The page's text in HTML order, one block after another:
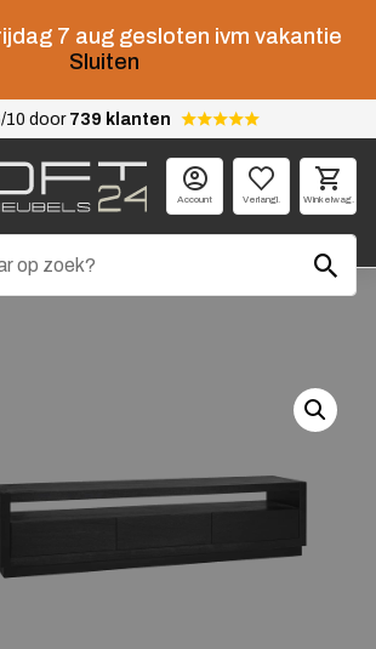
7 aug gesloten ivm vakantie
Sluiten
/10 door 739 klanten
Account Verlangl. Winkelwag.